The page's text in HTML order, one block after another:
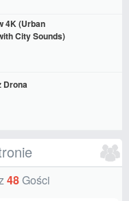
4K (Urban
City Sounds)
Drona
48Gości